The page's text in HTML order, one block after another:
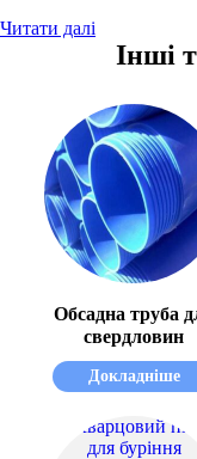
Читати далі
Інші
Обсадна труба
свердловин
Докладніше